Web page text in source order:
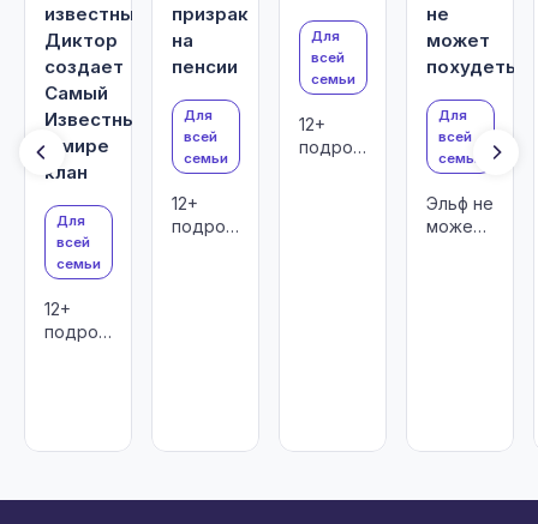
известный
Диктор
создает
Самый
Известный
в мире
клан
Для
всей
семьи
12+
подростки
призрак
на
пенсии
Для
всей
семьи
12+
подростки
Для
всей
семьи
12+
подростки
не
может
похудеть
Для
всей
семьи
Эльф не
может